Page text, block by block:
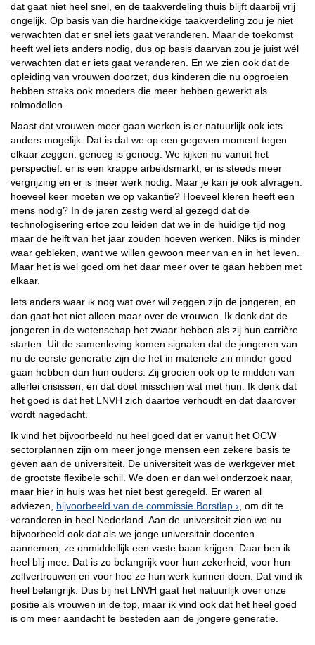
dat gaat niet heel snel, en de taakverdeling thuis blijft daarbij vrij
ongelijk. Op basis van die hardnekkige taakverdeling zou je niet
verwachten dat er snel iets gaat veranderen. Maar de toekomst
heeft wel iets anders nodig, dus op basis daarvan zou je juist wél
verwachten dat er iets gaat veranderen. En we zien ook dat de
opleiding van vrouwen doorzet, dus kinderen die nu opgroeien
hebben straks ook moeders die meer hebben gewerkt als
rolmodellen.
Naast dat vrouwen meer gaan werken is er natuurlijk ook iets
anders mogelijk. Dat is dat we op een gegeven moment tegen
elkaar zeggen: genoeg is genoeg. We kijken nu vanuit het
perspectief: er is een krappe arbeidsmarkt, er is steeds meer
vergrijzing en er is meer werk nodig. Maar je kan je ook afvragen:
hoeveel keer moeten we op vakantie? Hoeveel kleren heeft een
mens nodig? In de jaren zestig werd al gezegd dat de
technologisering ertoe zou leiden dat we in de huidige tijd nog
maar de helft van het jaar zouden hoeven werken. Niks is minder
waar gebleken, want we willen gewoon meer van en in het leven.
Maar het is wel goed om het daar meer over te gaan hebben met
elkaar.
Iets anders waar ik nog wat over wil zeggen zijn de jongeren, en
dan gaat het niet alleen maar over de vrouwen. Ik denk dat de
jongeren in de wetenschap het zwaar hebben als zij hun carrière
starten. Uit de samenleving komen signalen dat de jongeren van
nu de eerste generatie zijn die het in materiele zin minder goed
gaan hebben dan hun ouders. Zij groeien ook op te midden van
allerlei crisissen, en dat doet misschien wat met hun. Ik denk dat
het goed is dat het LNVH zich daartoe verhoudt en dat daarover
wordt nagedacht.
Ik vind het bijvoorbeeld nu heel goed dat er vanuit het OCW
sectorplannen zijn om meer jonge mensen een zekere basis te
geven aan de universiteit. De universiteit was de werkgever met
de grootste flexibele schil. We doen er dan wel onderzoek naar,
maar hier in huis was het niet best geregeld. Er waren al
adviezen, bijvoorbeeld van de commissie Borstlap
, om dit te
veranderen in heel Nederland. Aan de universiteit zien we nu
bijvoorbeeld ook dat als we jonge universitair docenten
aannemen, ze onmiddellijk een vaste baan krijgen. Daar ben ik
heel blij mee. Dat is zo belangrijk voor hun zekerheid, voor hun
zelfvertrouwen en voor hoe ze hun werk kunnen doen. Dat vind ik
heel belangrijk. Dus bij het LNVH gaat het natuurlijk over onze
positie als vrouwen in de top, maar ik vind ook dat het heel goed
is om meer aandacht te besteden aan de jongere generatie.